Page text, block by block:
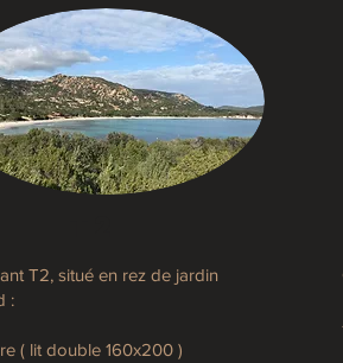
T2, situé en rez de jardin
:
( lit double 160x200 )